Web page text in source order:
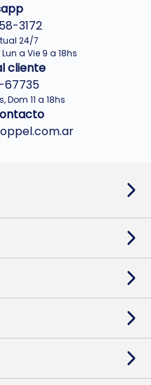
3172
24/7
a Vie 9 a 18hs
cliente
67735
Dom 11 a 18hs